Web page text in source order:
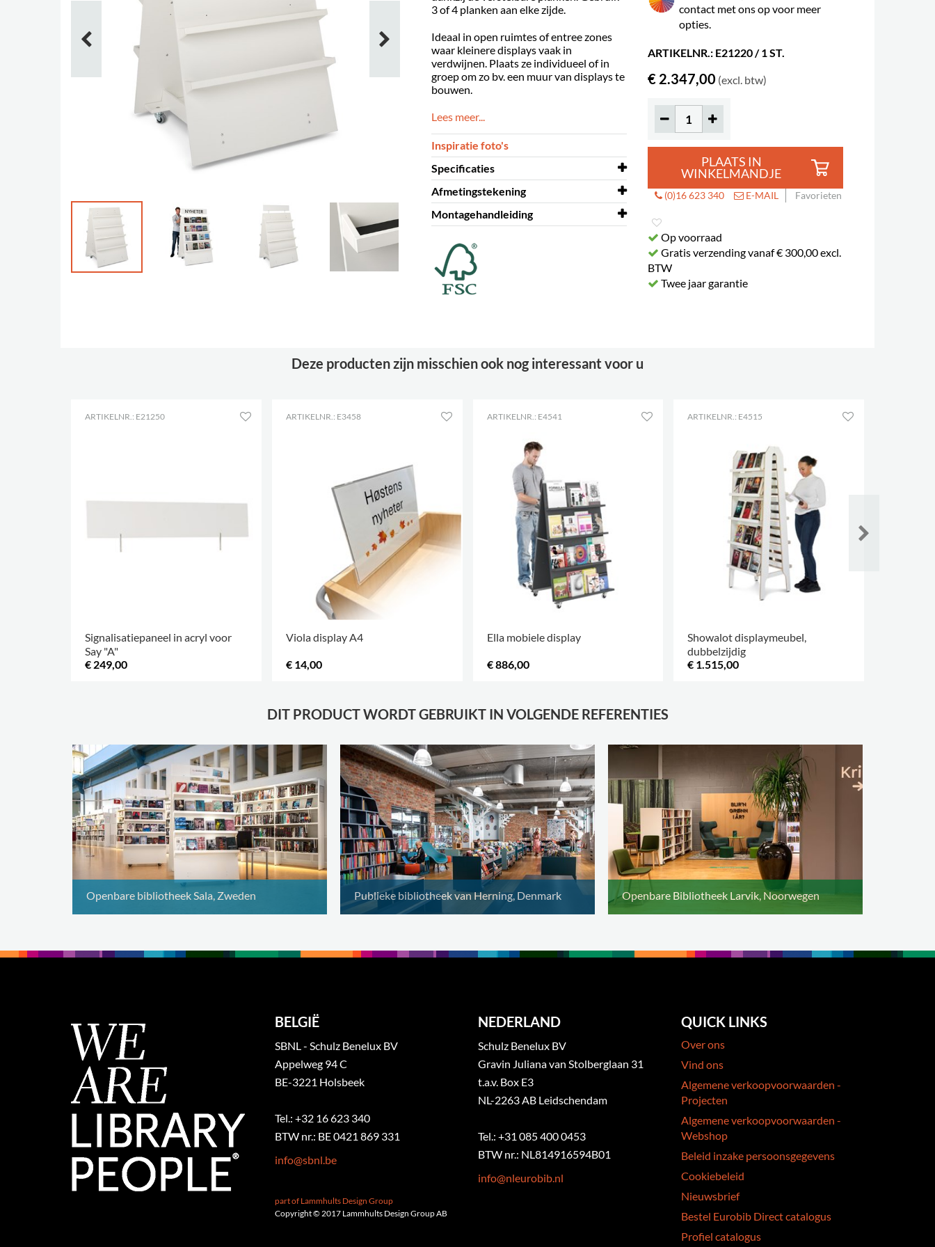
3 of 4 planken aan elke zijde.
Ideaal in open ruimtes of entree zones
waar kleinere displays vaak in
verdwijnen. Plaats ze individueel of in
groep om zo bv. een muur van displays te
bouwen.
Lees meer...
Inspiratie foto's
Specificaties
Breedte
Diepte
Hoogte
Kleur
Materiaal
Standaard boeken
120-180
Diameter
75 mm
2
meegeleverd
91 mm
Planklengte
882 mm
Afmetingstekening
Afmetingstekening Say "A"
Montagehandleiding
Montagehandleiding
contact met ons op voor meer
opties.
ARTIKELNR.: E21220 / 1 ST.
€ 2.347,00 (excl. btw)
PLAATS IN
WINKELMANDJE
(0)16 623 340 E-MAIL Favorieten
Op voorraad
Gratis verzending vanaf € 300,00 excl.
BTW
Twee jaar garantie
Deze producten zijn misschien ook nog interessant voor u
ARTIKELNR.: E21250
Signalisatiepaneel in acryl voor
Say "A"
€ 249,00
ARTIKELNR.: E3458
Viola display A4
€ 14,00
ARTIKELNR.: E4541
Ella mobiele display
€ 886,00
ARTIKELNR.: E4515
Showalot displaymeubel,
dubbelzijdig
€ 1.515,00
DIT PRODUCT WORDT GEBRUIKT IN VOLGENDE REFERENTIES
Openbare bibliotheek Sala, Zweden Publieke bibliotheek van Herning, Denmark Openbare Bibliotheek Larvik, Noorwegen
BELGIË
SBNL - Schulz Benelux BV
Appelweg 94 C
BE-3221 Holsbeek
Tel.: +32 16 623 340
BTW nr.: BE 0421 869 331
info@sbnl.be
part of Lammhults Design Group
Copyright © 2017 Lammhults Design Group AB
NEDERLAND
Schulz Benelux BV
Gravin Juliana van Stolberglaan 31
t.a.v. Box E3
NL-2263 AB Leidschendam
Tel.: +31 085 400 0453
BTW nr.: NL814916594B01
info@nleurobib.nl
QUICK LINKS
Over ons
Vind ons
Algemene verkoopvoorwaarden -
Projecten
Algemene verkoopvoorwaarden -
Webshop
Beleid inzake persoonsgegevens
Cookiebeleid
Nieuwsbrief
Bestel Eurobib Direct catalogus
Profiel catalogus